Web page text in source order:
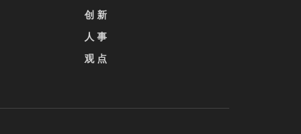
创 新
人 事
观 点